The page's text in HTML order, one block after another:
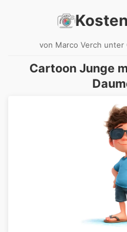
von Marco Verch unter
Cartoon Junge